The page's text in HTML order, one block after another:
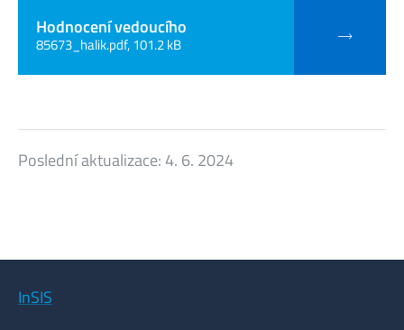
Hodnocení vedoucího
85673_halik.pdf, 101.2 kB
Poslední aktualizace:4. 6. 2024
InSIS